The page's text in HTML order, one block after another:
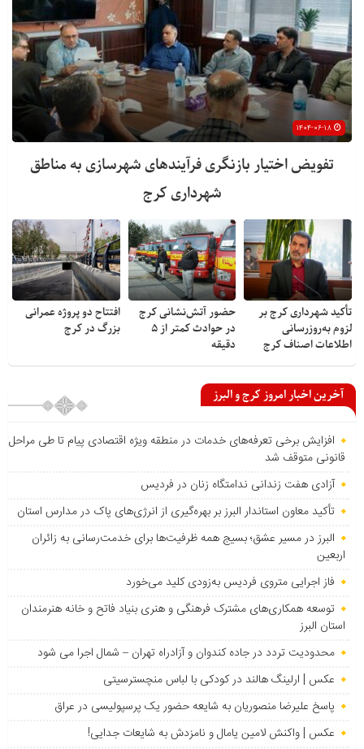
تفویض اختیار بازنگری فرآیندهای شهرسازی به مناطق
شهرداری کرج
تأکید شهرداری کرج بر
لزوم به‌روزرسانی
اطلاعات اصناف کرج
حضور آتش‌نشانی کرج
در حوادث کمتر از ۵
دقیقه
افتتاح دو پروژه عمرانی
بزرگ در کرج
آخرین اخبار امروز کرج و البرز
افزایش برخی تعرفه‌های خدمات در منطقه ویژه اقتصادی پیام تا طی مراحل
قانونی متوقف شد
آزادی هفت زندانی ندامتگاه زنان در فردیس
تأکید معاون استاندار البرز بر بهره‌گیری از انرژی‌های پاک در مدارس استان
البرز در مسیر عشق؛ بسیج همه ظرفیت‌ها برای خدمت‌رسانی به زائران
اربعین
فاز اجرایی متروی فردیس به‌زودی کلید می‌خورد
توسعه همکاری‌های مشترک فرهنگی و هنری بنیاد فاتح و خانه هنرمندان
استان البرز
محدودیت تردد در جاده کندوان و آزادراه تهران – شمال اجرا می شود
عکس | ارلینگ هالند در کودکی با لباس منچسترسیتی
پاسخ علیرضا منصوریان به شایعه حضور یک پرسپولیسی در عراق
عکس | واکنش لامین یامال و نامزدش به شایعات جدایی!